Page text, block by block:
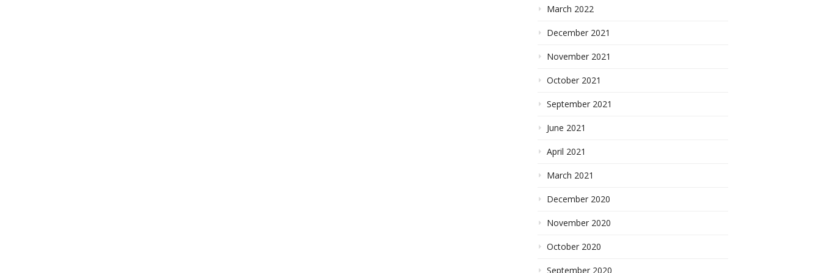
March 2022
December 2021
November 2021
October 2021
September 2021
June 2021
April 2021
March 2021
December 2020
November 2020
October 2020
September 2020